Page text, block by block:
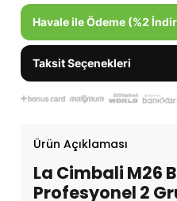
Havale ile Ödeme (%2
Taksit Seçenekleri
Ürün Açıklaması
La Cimbali M26
Profesyonel 2